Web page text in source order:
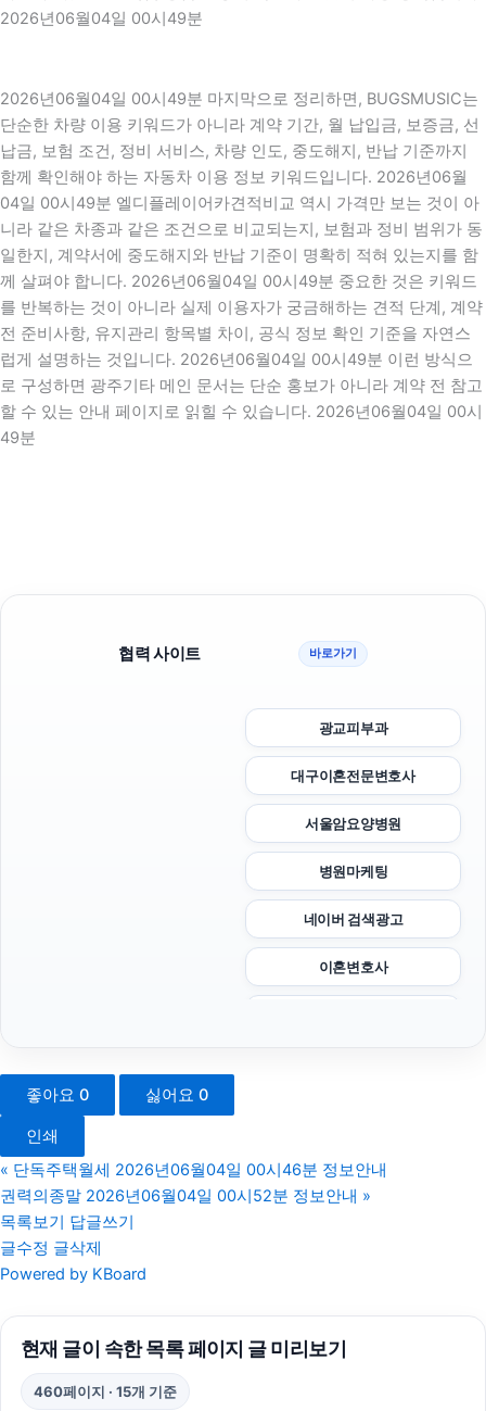
2026년06월04일 00시49분
2026년06월04일 00시49분 마지막으로 정리하면, BUGSMUSIC는
단순한 차량 이용 키워드가 아니라 계약 기간, 월 납입금, 보증금, 선
납금, 보험 조건, 정비 서비스, 차량 인도, 중도해지, 반납 기준까지
함께 확인해야 하는 자동차 이용 정보 키워드입니다. 2026년06월
04일 00시49분 엘디플레이어카견적비교 역시 가격만 보는 것이 아
니라 같은 차종과 같은 조건으로 비교되는지, 보험과 정비 범위가 동
일한지, 계약서에 중도해지와 반납 기준이 명확히 적혀 있는지를 함
께 살펴야 합니다. 2026년06월04일 00시49분 중요한 것은 키워드
를 반복하는 것이 아니라 실제 이용자가 궁금해하는 견적 단계, 계약
전 준비사항, 유지관리 항목별 차이, 공식 정보 확인 기준을 자연스
럽게 설명하는 것입니다. 2026년06월04일 00시49분 이런 방식으
로 구성하면 광주기타 메인 문서는 단순 홍보가 아니라 계약 전 참고
할 수 있는 안내 페이지로 읽힐 수 있습니다. 2026년06월04일 00시
49분
협력 사이트 바로가기
광교피부과
대구이혼전문변호사
서울암요양병원
병원마케팅
네이버 검색광고
이혼변호사
동작하수구막힘
동탄임플란트
좋아요 0 싫어요 0
인쇄
« 단독주택월세 2026년06월04일 00시46분 정보안내
권력의종말 2026년06월04일 00시52분 정보안내 »
목록보기 답글쓰기
글수정 글삭제
Powered by KBoard
현재 글이 속한 목록 페이지 글 미리보기
460페이지 · 15개 기준